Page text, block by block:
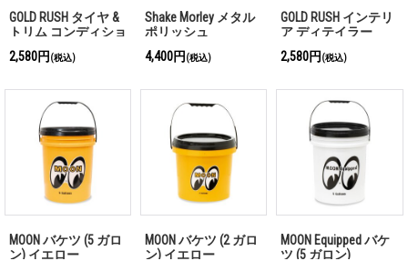
GOLD RUSH タイヤ &
トリム コンディショ
ナー
2,580円 (税込)
Shake Morley メタル
ポリッシュ
4,400円 (税込)
GOLD RUSH インテリ
ア ディテイラー
2,580円 (税込)
MOON バケツ (5 ガロ
ン) イエロー
MOON バケツ (2 ガロ
ン) イエロー
MOON Equipped バケ
ツ (5 ガロン)